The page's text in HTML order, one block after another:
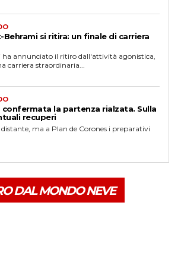
Behrami si ritira: un finale di carriera
annunciato il ritiro dall'attività agonistica,
carriera straordinaria...
confermata la partenza rialzata. Sulla
recuperi
ma a Plan de Corones i preparativi
DAL MONDO NEVE